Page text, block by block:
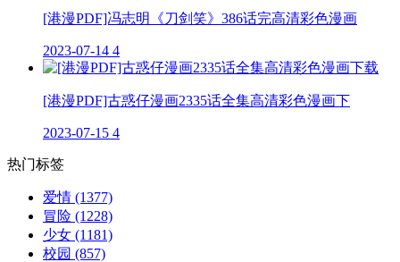
[港漫PDF]冯志明《刀剑笑》386话完高清彩色漫画
2023-07-14 4
[港漫PDF]古惑仔漫画2335话全集高清彩色漫画下
2023-07-15 4
热门标签
爱情 (1377)
冒险 (1228)
少女 (1181)
校园 (857)